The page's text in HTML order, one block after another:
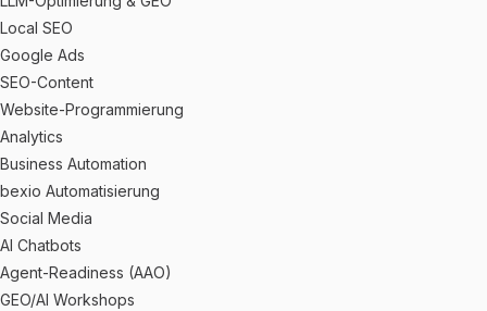
Local SEO
Google Ads
SEO-Content
Website-Programmierung
Analytics
Business Automation
bexio Automatisierung
Social Media
AI Chatbots
Agent-Readiness (AAO)
GEO/AI Workshops